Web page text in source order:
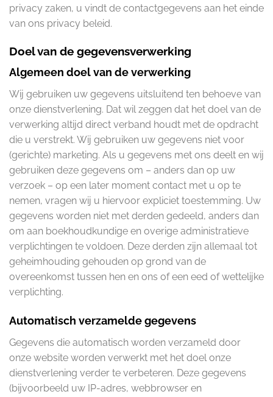
privacy zaken, u vindt de contactgegevens aan het einde
van ons privacy beleid.
Doel van de gegevensverwerking
Algemeen doel van de verwerking
Wij gebruiken uw gegevens uitsluitend ten behoeve van
onze dienstverlening. Dat wil zeggen dat het doel van de
verwerking altijd direct verband houdt met de opdracht
die u verstrekt. Wij gebruiken uw gegevens niet voor
(gerichte) marketing. Als u gegevens met ons deelt en wij
gebruiken deze gegevens om – anders dan op uw
verzoek – op een later moment contact met u op te
nemen, vragen wij u hiervoor expliciet toestemming. Uw
gegevens worden niet met derden gedeeld, anders dan
om aan boekhoudkundige en overige administratieve
verplichtingen te voldoen. Deze derden zijn allemaal tot
geheimhouding gehouden op grond van de
overeenkomst tussen hen en ons of een eed of wettelijke
verplichting.
Automatisch verzamelde gegevens
Gegevens die automatisch worden verzameld door
onze website worden verwerkt met het doel onze
dienstverlening verder te verbeteren. Deze gegevens
(bijvoorbeeld uw IP-adres, webbrowser en